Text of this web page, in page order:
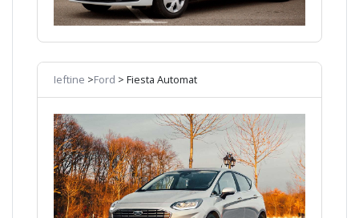
Ieftine >Ford > Fiesta Automat